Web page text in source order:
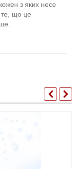
з яких несе
те, що це